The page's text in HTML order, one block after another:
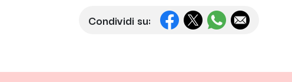
Condividi su: